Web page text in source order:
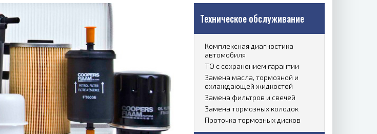
Техническое обслуживание
Комплексная диагностика
автомобиля
ТО с сохранением гарантии
Замена масла, тормозной и
охлаждающей жидкостей
Замена фильтров и свечей
Замена тормозных колодок
Проточка тормозных дисков